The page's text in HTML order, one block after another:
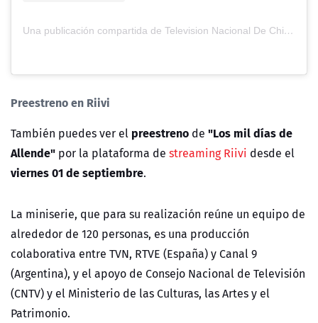
Una publicación compartida de Television Nacional De Chile (@tvn)
Preestreno en Riivi
También puedes ver el preestreno de "Los mil días de
Allende" por la plataforma de streaming Riivi desde el
viernes 01 de septiembre.
La miniserie, que para su realización reúne un equipo de
alrededor de 120 personas, es una producción
colaborativa entre TVN, RTVE (España) y Canal 9
(Argentina), y el apoyo de Consejo Nacional de Televisión
(CNTV) y el Ministerio de las Culturas, las Artes y el
Patrimonio.